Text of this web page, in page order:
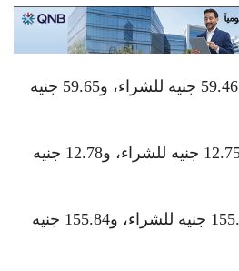
سعر الجنيه الإسترليني: 59.46 جنيه للشراء، و59.65 جنيه
سعر الريال السعودي : 12.75 جنيه للشراء، و12.78 جنيه
سعر الدينار الكويتي: 155.17 جنيه للشراء، و155.84 جنيه